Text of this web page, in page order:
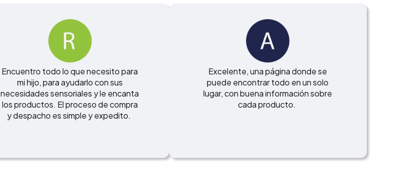
Encuentro todo lo que necesito para
mi hijo, para ayudarlo con sus
necesidades sensoriales y le encanta
los productos. El proceso de compra
y despacho es simple y expedito.
Excelente, una página donde se
puede encontrar todo en un solo
lugar, con buena información sobre
cada producto.